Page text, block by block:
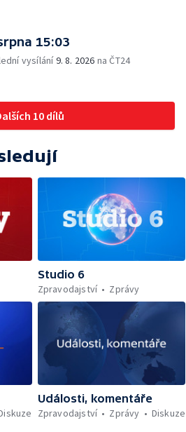
15:03
vysílání9. 8. 2026 na ČT24
10 dílů
Studio 6
Zpravodajství
Zprávy
Události, komentáře
Zpravodajství
Zprávy Diskuze